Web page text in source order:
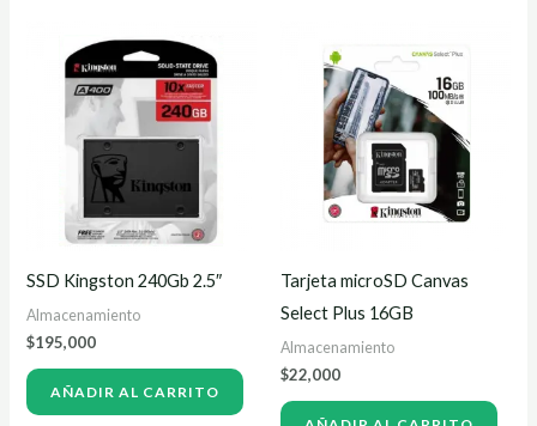
SSD Kingston 240Gb 2.5″
Almacenamiento
$195,000
AÑADIR AL CARRITO
Tarjeta microSD Canvas
Select Plus 16GB
Almacenamiento
$22,000